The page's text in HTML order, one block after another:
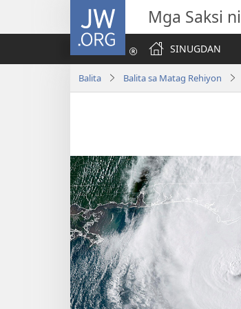
JW.ORG Mga Saksi
SINUGDAN
Balita Balita sa Matag Rehiyon